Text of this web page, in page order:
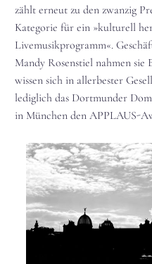
zählt erneut zu den zwanzig
Kategorie für ein »kulturell
Livemusikprogramm«.
Mandy Rosenstiel nahmen
wissen sich in allerbester
lediglich das Dortmunder
in München den APPLAUS-